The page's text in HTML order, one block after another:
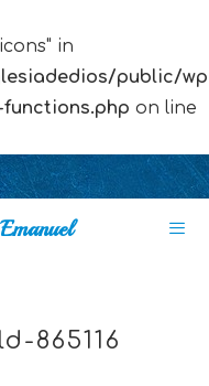
in
public/
on line
865116